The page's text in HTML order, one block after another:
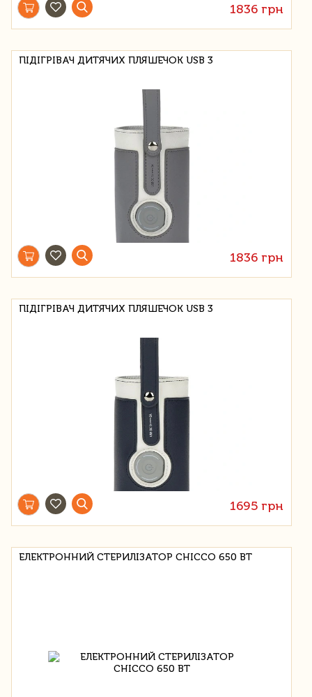
1836 грн
ПІДІГРІВАЧ ДИТЯЧИХ ПЛЯШЕЧОК USB 3
1836 грн
ПІДІГРІВАЧ ДИТЯЧИХ ПЛЯШЕЧОК USB 3
1695 грн
ЕЛЕКТРОННИЙ СТЕРИЛІЗАТОР CHICCO 650 ВТ